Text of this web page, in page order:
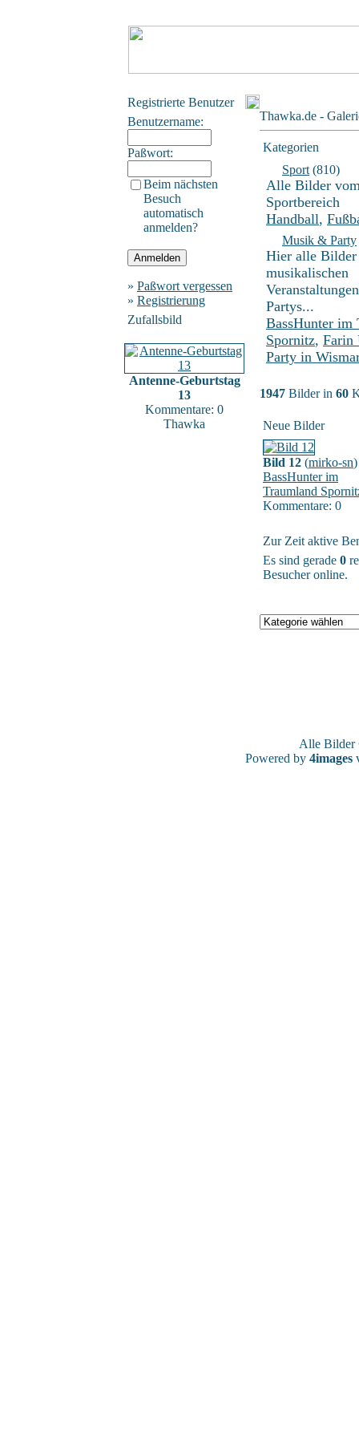
Registrierte Benutzer
Benutzername:
Paßwort:
Beim nächsten
Besuch
automatisch
anmelden?
» Paßwort vergessen
» Registrierung
Zufallsbild
Antenne-Geburtstag
13
Kommentare: 0
Thawka
Thawka.de -
Kategorien
Sport (810)
Alle Bilder
Sportbereich
Handball,
Musik & Party
Hier alle
musikalischen
Partys...
BassHunter im
Spornitz, Farin
Party in
1947 Bilder in 60
Neue Bilder
Bild 12 (mirko-sn)
BassHunter im
Traumland
Kommentare: 0
Zur Zeit aktive
Es sind gerade 0
Besucher online.
Alle
Powered by 4images